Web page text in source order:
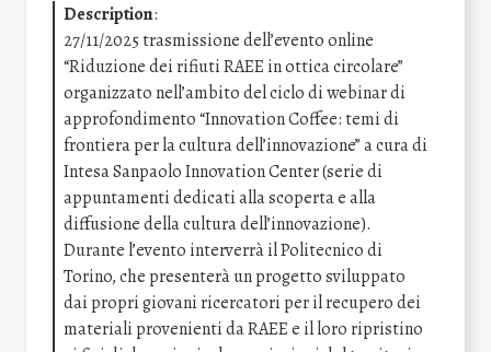
Description:
27/11/2025 trasmissione dell’evento online
“Riduzione dei rifiuti RAEE in ottica circolare”
organizzato nell’ambito del ciclo di webinar di
approfondimento “Innovation Coffee: temi di
frontiera per la cultura dell’innovazione” a cura di
Intesa Sanpaolo Innovation Center (serie di
appuntamenti dedicati alla scoperta e alla
diffusione della cultura dell’innovazione).
Durante l’evento interverrà il Politecnico di
Torino, che presenterà un progetto sviluppato
dai propri giovani ricercatori per il recupero dei
materiali provenienti da RAEE e il loro ripristino